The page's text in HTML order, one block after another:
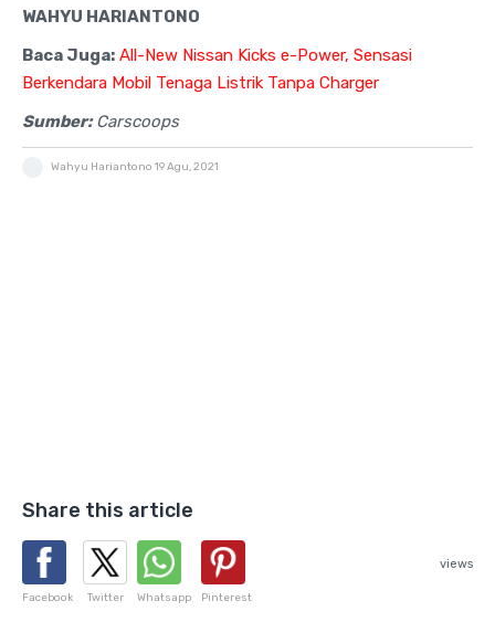
WAHYU HARIANTONO
Baca Juga: All-New Nissan Kicks e-Power, Sensasi
Berkendara Mobil Tenaga Listrik Tanpa Charger
Sumber:Carscoops
Wahyu Hariantono 19 Agu, 2021
Share this article
Facebook Twitter Whatsapp Pinterest
views